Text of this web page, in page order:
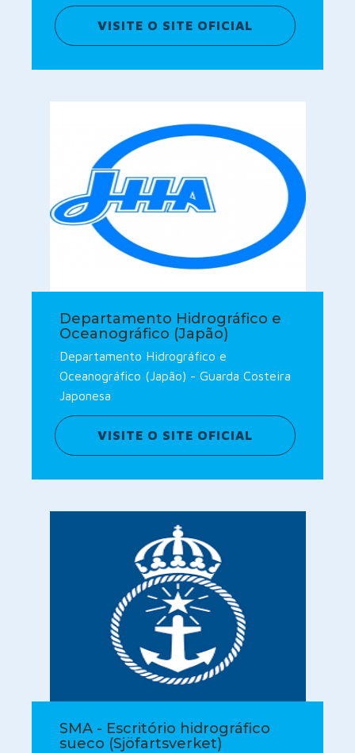
VISITE O SITE OFICIAL
Departamento Hidrográfico e
Oceanográfico (Japão)
Departamento Hidrográfico e
Oceanográfico (Japão) - Guarda Costeira
Japonesa
VISITE O SITE OFICIAL
SMA - Escritório hidrográfico
sueco (Sjöfartsverket)